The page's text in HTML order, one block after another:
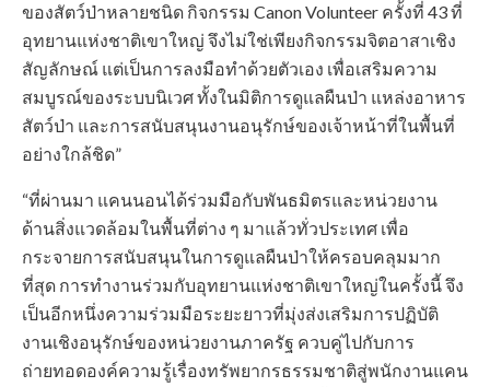
ของสัตว์ป่าหลายชนิด กิจกรรม Canon Volunteer ครั้งที่ 43 ที่
อุทยานแห่งชาติเขาใหญ่ จึงไม่ใช่เพียงกิจกรรมจิตอาสาเชิง
สัญลักษณ์ แต่เป็นการลงมือทำด้วยตัวเอง เพื่อเสริมความ
สมบูรณ์ของระบบนิเวศ ทั้งในมิติการดูแลผืนป่า แหล่งอาหาร
สัตว์ป่า และการสนับสนุนงานอนุรักษ์ของเจ้าหน้าที่ในพื้นที่
อย่างใกล้ชิด”
“ที่ผ่านมา แคนนอนได้ร่วมมือกับพันธมิตรและหน่วยงาน
ด้านสิ่งแวดล้อมในพื้นที่ต่าง ๆ มาแล้วทั่วประเทศ เพื่อ
กระจายการสนับสนุนในการดูแลผืนป่าให้ครอบคลุมมาก
ที่สุด การทำงานร่วมกับอุทยานแห่งชาติเขาใหญ่ในครั้งนี้ จึง
เป็นอีกหนึ่งความร่วมมือระยะยาวที่มุ่งส่งเสริมการปฏิบัติ
งานเชิงอนุรักษ์ของหน่วยงานภาครัฐ ควบคู่ไปกับการ
ถ่ายทอดองค์ความรู้เรื่องทรัพยากรธรรมชาติสู่พนักงานแคน